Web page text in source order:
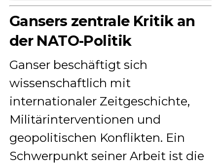
Gansers zentrale Kritik an
der NATO-Politik
Ganser beschäftigt sich
wissenschaftlich mit
internationaler Zeitgeschichte,
Militärinterventionen und
geopolitischen Konflikten. Ein
Schwerpunkt seiner Arbeit ist die